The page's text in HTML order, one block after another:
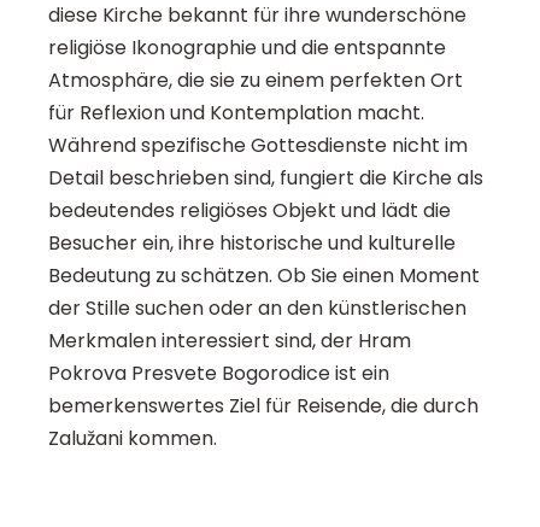
diese Kirche bekannt für ihre wunderschöne
religiöse Ikonographie und die entspannte
Atmosphäre, die sie zu einem perfekten Ort
für Reflexion und Kontemplation macht.
Während spezifische Gottesdienste nicht im
Detail beschrieben sind, fungiert die Kirche als
bedeutendes religiöses Objekt und lädt die
Besucher ein, ihre historische und kulturelle
Bedeutung zu schätzen. Ob Sie einen Moment
der Stille suchen oder an den künstlerischen
Merkmalen interessiert sind, der Hram
Pokrova Presvete Bogorodice ist ein
bemerkenswertes Ziel für Reisende, die durch
Zalužani kommen.